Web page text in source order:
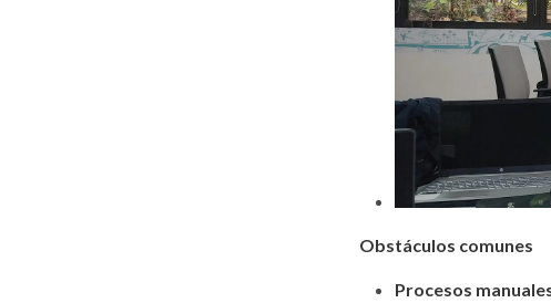
Obstáculos comunes
Procesos